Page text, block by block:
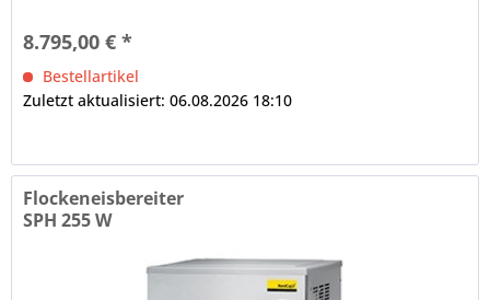
8.795,00 € *
Bestellartikel
Zuletzt aktualisiert: 06.08.2026 18:10
Flockeneisbereiter
SPH 255 W